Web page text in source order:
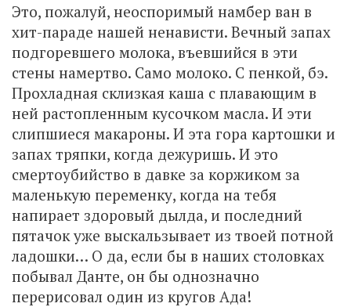
Это, пожалуй, неоспоримый намбер ван в
хит-параде нашей ненависти. Вечный запах
подгоревшего молока, въевшийся в эти
стены намертво. Само молоко. С пенкой, бэ.
Прохладная склизкая каша с плавающим в
ней растопленным кусочком масла. И эти
слипшиеся макароны. И эта гора картошки и
запах тряпки, когда дежуришь. И это
смертоубийство в давке за коржиком за
маленькую переменку, когда на тебя
напирает здоровый дылда, и последний
пятачок уже выскальзывает из твоей потной
ладошки… О да, если бы в наших столовках
побывал Данте, он бы однозначно
перерисовал один из кругов Ада!